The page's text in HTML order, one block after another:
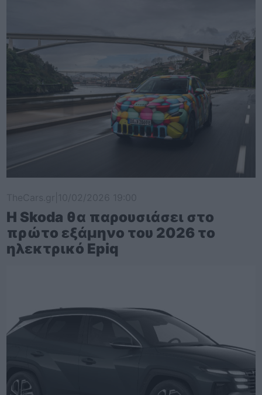
Η Skoda θα παρουσιάσει στο
πρώτο εξάμηνο του 2026 το
ηλεκτρικό Epiq